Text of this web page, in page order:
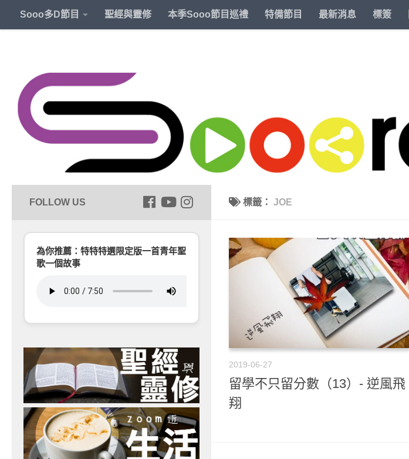
Sooo多D節目 聖經與靈修 本季Sooo節目巡禮 特備節目 最新消息 標簽
標籤： JOE
2019-06-27
留學不只留分數（13）- 逆風飛
翔
為你推薦：特特特選限定版一首青年聖
歌一個故事